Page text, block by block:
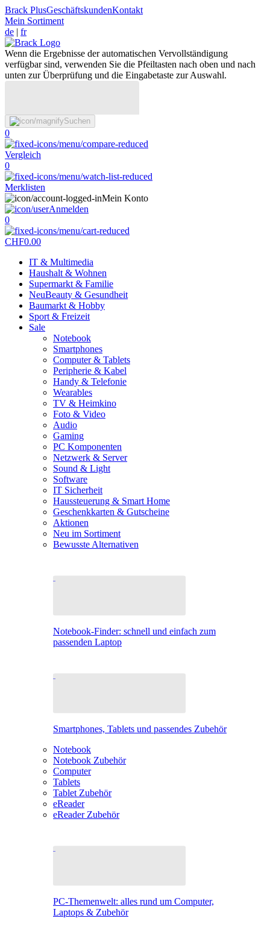
Brack PlusGeschäftskundenKontakt
Mein Sortiment
de | fr
Wenn die Ergebnisse der automatischen Vervollständigung
verfügbar sind, verwenden Sie die Pfeiltasten nach oben und nach
unten zur Überprüfung und die Eingabetaste zur Auswahl.
Suchen
0
Vergleich
0
Merklisten
Mein Konto
Anmelden
0
CHF0.00
IT & Multimedia
Haushalt & Wohnen
Supermarkt & Familie
NeuBeauty & Gesundheit
Baumarkt & Hobby
Sport & Freizeit
Sale
Notebook
Smartphones
Computer & Tablets
Peripherie & Kabel
Handy & Telefonie
Wearables
TV & Heimkino
Foto & Video
Audio
Gaming
PC Komponenten
Netzwerk & Server
Sound & Light
Software
IT Sicherheit
Haussteuerung & Smart Home
Geschenkkarten & Gutscheine
Aktionen
Neu im Sortiment
Bewusste Alternativen
Notebook-Finder: schnell und einfach zum
passenden Laptop
Smartphones, Tablets und passendes Zubehör
Notebook
Notebook Zubehör
Computer
Tablets
Tablet Zubehör
eReader
eReader Zubehör
PC-Themenwelt: alles rund um Computer,
Laptops & Zubehör